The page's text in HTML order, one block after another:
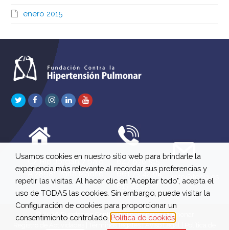
enero 2015
TwitterFacebook
Instagram
LinkedInYoutube
C/ Río Jordán 7 bajo
A 28981 Parla Madrid
647 630 515
661 73 42 04
613 22 15 27
info@fchp.es
© 2026 Fundación Contra la Hipertensión Pulmonar
Términos legales|Aviso Legal
Usamos cookies en nuestro sitio web para brindarle la
experiencia más relevante al recordar sus preferencias y
repetir las visitas. Al hacer clic en "Aceptar todo", acepta el
uso de TODAS las cookies. Sin embargo, puede visitar la
Configuración de cookies para proporcionar un
consentimiento controlado. Política de cookies